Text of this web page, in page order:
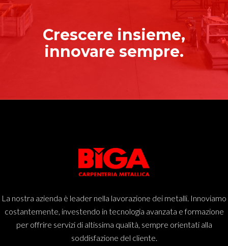
Crescere insieme,
innovare sempre.
La nostra azienda è leader nella lavorazione dei metalli. Innoviamo
costantemente, investendo in tecnologia avanzata e formazione
per offrire servizi di altissima qualità, sempre orientati alla
soddisfazione del cliente.